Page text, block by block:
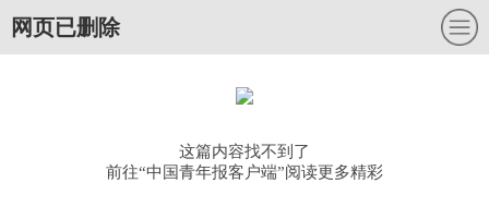
网页已删除
这篇内容找不到了
前往“中国青年报客户端”阅读更多精彩